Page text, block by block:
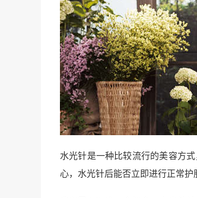
水光针是一种比较流行的美容方
心，水光针后能否立即进行正常护